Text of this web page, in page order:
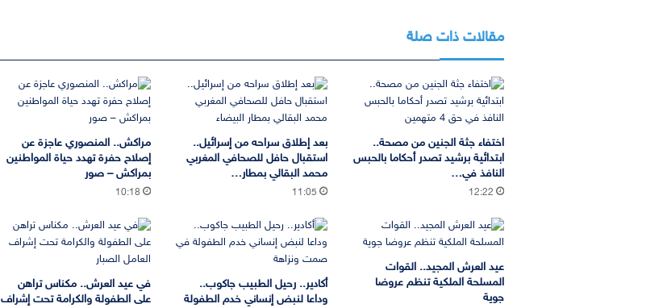
مقالات ذات صلة
اختفاء جثة الجنين من مصحة..
ابتدائية برشيد تصدر أحكاما بالحبس
النافذ في…
12:22
بعد إطلاق سراحه من إسرائيل..
استقبال حافل للصحافي المغربي
محمد البقالي بمطار…
11:05
مراكش.. المنصوري عاجزة عن
إصلاح حفرة تهدد حياة المواطنين
بمراكش – صور
10:18
عيد العرش المجيد.. القوات
المسلحة الملكية تنظم عروضا
جوية
أكادير.. رحيل الطبيب جاكوب..
وداعا لنبض إنساني خدم الطفولة
في عيد العرش.. مكناس تراهن
على الطفولة والكرامة تحت إشراف